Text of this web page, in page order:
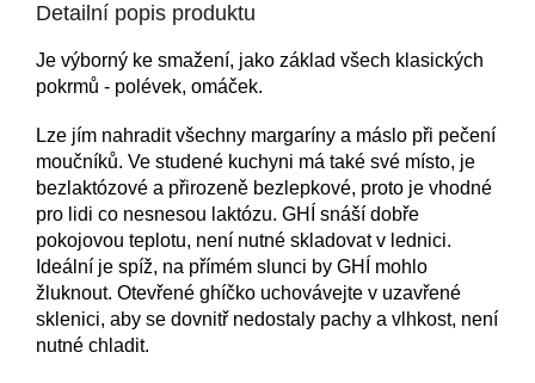
Detailní popis produktu
Je výborný ke smažení, jako základ všech klasických
pokrmů - polévek, omáček.
Lze jím nahradit všechny margaríny a máslo při pečení
moučníků. Ve studené kuchyni má také své místo, je
bezlaktózové a přirozeně bezlepkové, proto je vhodné
pro lidi co nesnesou laktózu. GHÍ snáší dobře
pokojovou teplotu, není nutné skladovat v lednici.
Ideální je spíž, na přímém slunci by GHÍ mohlo
žluknout. Otevřené ghíčko uchovávejte v uzavřené
sklenici, aby se dovnitř nedostaly pachy a vlhkost, není
nutné chladit.